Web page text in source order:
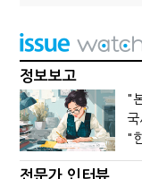
정보보고
전문가 인터뷰